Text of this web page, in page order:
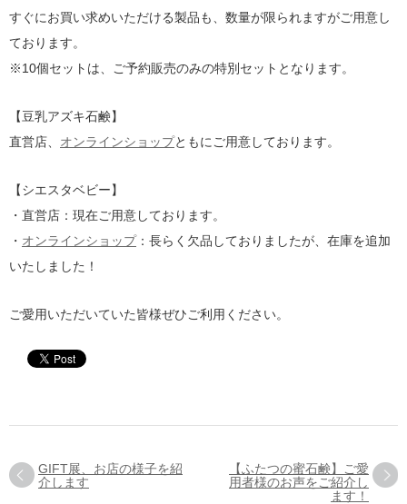
すぐにお買い求めいただける製品も、数量が限られますがご用意し
ております。
※10個セットは、ご予約販売のみの特別セットとなります。
【豆乳アズキ石鹸】
直営店、 オンラインショップともにご用意しております。
【シエスタベビー】
・直営店：現在ご用意しております。
・ オンラインショップ：長らく欠品しておりましたが、在庫を追加
いたしました！
ご愛用いただいていた皆様ぜひご利用ください。
GIFT展、お店の様子を紹
介します
【ふたつの蜜石鹸】ご愛
用者様のお声をご紹介し
ます！